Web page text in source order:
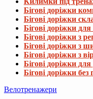
Бігові доріжки
Бігові доріжки
Бігові доріжки для
Бігові доріжки з
Бігові доріжки з
Бігові доріжки з
Бігові доріжки
Бігові доріжки без
Велотренажери